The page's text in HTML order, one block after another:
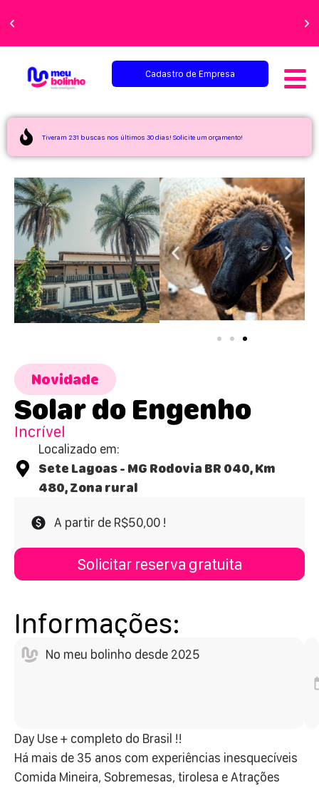
perfeita!
Cadastro de Empresa
Tiveram 231 buscas nos últimos 30 dias! Solicite um orçamento!
Novidade
Solar do Engenho
Incrível
Localizado em:
Sete Lagoas - MG Rodovia BR 040, Km
480, Zona rural
A partir de R$50,00 !
Solicitar reserva gratuita
Informações:
No meu bolinho desde 2025
Day Use + completo do Brasil !!
Há mais de 35 anos com experiências inesquecíveis
Comida Mineira, Sobremesas, tirolesa e Atrações